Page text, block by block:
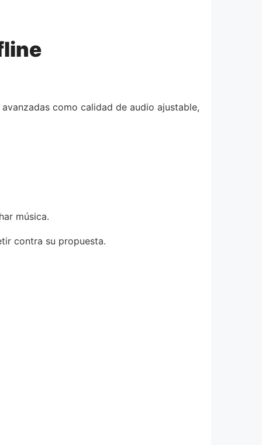
como calidad de audio ajustable,
música.
contra su propuesta.